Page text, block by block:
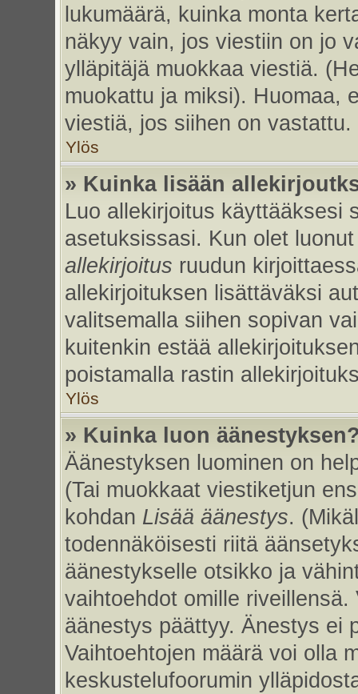
lukumäärä, kuinka monta
näkyy vain, jos viestiin on jo
ylläpitäjä muokkaa viestiä.
muokattu ja miksi). Huomaa,
viestiä, jos siihen on vastattu.
Ylös
» Kuinka lisään
Luo allekirjoitus käyttääksesi
asetuksissasi. Kun olet
allekirjoitus ruudun
allekirjoituksen lisättäväksi
valitsemalla siihen sopivan
kuitenkin estää
poistamalla rastin
Ylös
» Kuinka luon
Äänestyksen luominen on
(Tai muokkaat viestiketjun
kohdan Lisää äänestys.
todennäköisesti riitä
äänestykselle otsikko ja
vaihtoehdot omille
äänestys päättyy. Änestys ei
Vaihtoehtojen määrä voi olla
keskustelufoorumin